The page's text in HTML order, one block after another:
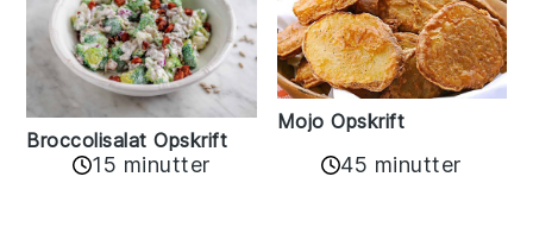
Broccolisalat Opskrift
15 minutter
Mojo Opskrift
45 minutter